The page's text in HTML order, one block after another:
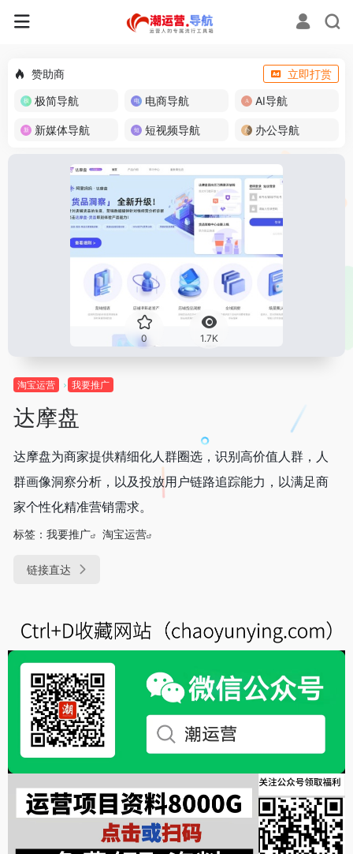
赞助商
立即打赏
极简导航
电商导航 AI导航
新媒体导航 短视频导航 办公导航
0 1.7K
淘宝运营 我要推广
达摩盘
达摩盘为商家提供精细化人群圈选，识别高价值人群，人
群画像洞察分析，以及投放用户链路追踪能力，以满足商
家个性化精准营销需求。
标签： 我要推广 淘宝运营
链接直达